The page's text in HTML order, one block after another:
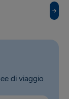
di viaggio